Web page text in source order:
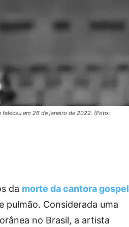
em 26 de janeiro de 2022. (Foto:
da morte da cantora gospel
pulmão. Considerada uma
no Brasil, a artista